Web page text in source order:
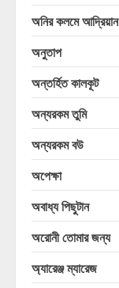
অনির কলমে আদ্রিয়ান
অনুতাপ
অন্তর্হিত কালকূট
অন্যরকম তুমি
অন্যরকম বউ
অপেক্ষা
অবাধ্য পিছুটান
অরোনী তোমার জন্য
অ্যারেঞ্জ ম্যারেজ